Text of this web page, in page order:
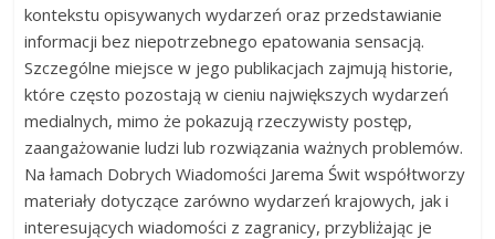
kontekstu opisywanych wydarzeń oraz przedstawianie
informacji bez niepotrzebnego epatowania sensacją.
Szczególne miejsce w jego publikacjach zajmują historie,
które często pozostają w cieniu największych wydarzeń
medialnych, mimo że pokazują rzeczywisty postęp,
zaangażowanie ludzi lub rozwiązania ważnych problemów.
Na łamach Dobrych Wiadomości Jarema Świt współtworzy
materiały dotyczące zarówno wydarzeń krajowych, jak i
interesujących wiadomości z zagranicy, przybliżając je